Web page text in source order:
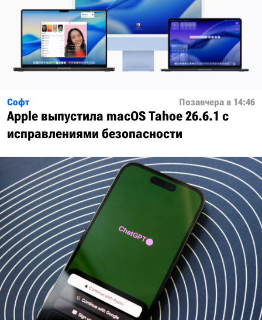
Софт Позавчера в 14:46
Apple выпустила macOS Tahoe 26.6.1 с
исправлениями безопасности